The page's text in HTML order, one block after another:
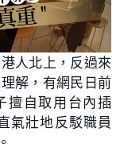
人北上，反過來
解，有網民日前
擅自取用台內插
氣壯地反駁職員